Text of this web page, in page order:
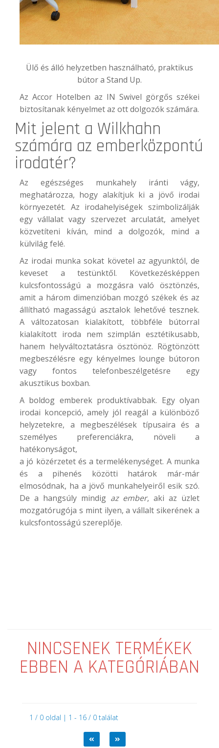
Ülő és álló helyzetben használható, praktikus
bútor a Stand Up.
Az Accor Hotelben az IN Swivel görgős székei
biztosítanak kényelmet az ott dolgozók számára.
Mit jelent a Wilkhahn
számára az emberközpontú
irodatér?
Az egészséges munkahely iránti vágy,
meghatározza, hogy alakítjuk ki a jövő irodai
környezetét. Az irodahelyiségek szimbolizálják
egy vállalat vagy szervezet arculatát, amelyet
közvetíteni kíván, mind a dolgozók, mind a
külvilág felé.
Az irodai munka sokat követel az agyunktól, de
keveset a testünktől. Következésképpen
kulcsfontosságú a mozgásra való ösztönzés,
amit a három dimenzióban mozgó székek és az
állítható magasságú asztalok lehetővé tesznek.
A változatosan kialakított, többféle bútorral
kialakított iroda nem szimplán esztétikusabb,
hanem helyváltoztatásra ösztönöz. Rögtönzött
megbeszélésre egy kényelmes lounge bútoron
vagy fontos telefonbeszélgetésre egy
akusztikus boxban.
A boldog emberek produktívabbak. Egy olyan
irodai koncepció, amely jól reagál a különböző
helyzetekre, a megbeszélések típusaira és a
személyes preferenciákra, növeli a
hatékonyságot,
a jó közérzetet és a termelékenységet. A munka
és a pihenés közötti határok már-már
elmosódnak, ha a jövő munkahelyeiről esik szó.
De a hangsúly mindig az ember, aki az üzlet
mozgatórugója s mint ilyen, a vállalt sikerének a
kulcsfontosságú szereplője.
NINCSENEK TERMÉKEK
EBBEN A KATEGÓRIÁBAN
1 / 0 oldal | 1 - 16 / 0 találat